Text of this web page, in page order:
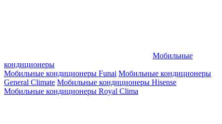
Мобильные
кондиционеры
Мобильные кондиционеры Funai Мобильные кондиционеры
General Climate Мобильные кондиционеры Hisense
Мобильные кондиционеры Royal Clima